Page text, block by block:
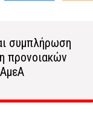
συμπλήρωση
προνοιακών